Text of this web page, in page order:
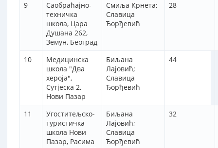
9
Саобраћајно-
техничка
школа, Цара
Душана 262,
Земун, Београд
Смиља Крнета;
Славица
Ђорђевић
28
10
Медицинска
школа "Два
хероја",
Сутјеска 2,
Нови Пазар
Биљана
Лајовић;
Славица
Ђорђевић
44
11
Угоститељско-
туристичка
школа Нови
Пазар, Расима
Биљана
Лајовић;
Славица
Ђорђевић
32